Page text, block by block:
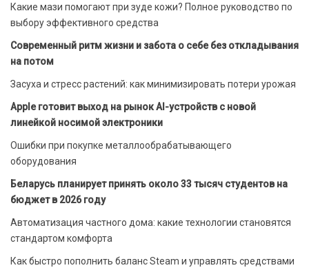
Какие мази помогают при зуде кожи? Полное руководство по
выбору эффективного средства
Современный ритм жизни и забота о себе без откладывания
на потом
Засуха и стресс растений: как минимизировать потери урожая
Apple готовит выход на рынок AI-устройств с новой
линейкой носимой электроники
Ошибки при покупке металлообрабатывающего
оборудования
Беларусь планирует принять около 33 тысяч студентов на
бюджет в 2026 году
Автоматизация частного дома: какие технологии становятся
стандартом комфорта
Как быстро пополнить баланс Steam и управлять средствами